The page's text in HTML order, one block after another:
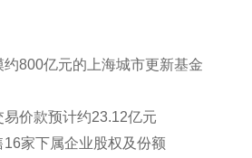
800亿元的上海城市更新基金
价款预计约23.12亿元
家下属企业股权及份额